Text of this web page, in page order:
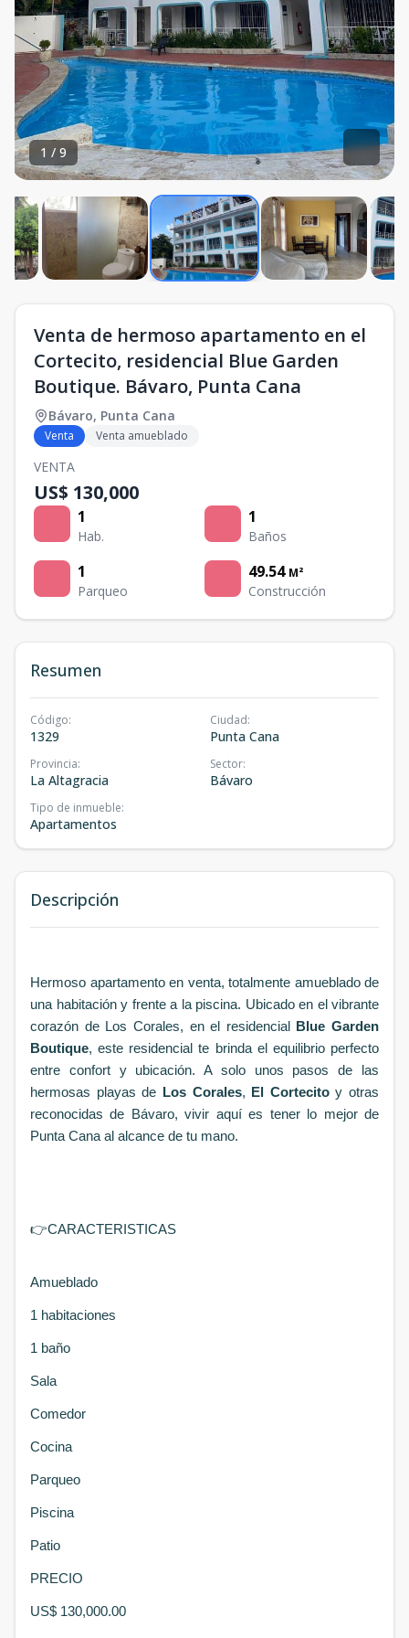
1 / 9
Venta de hermoso apartamento en el
Cortecito, residencial Blue Garden
Boutique. Bávaro, Punta Cana
Bávaro, Punta Cana
Venta Venta amueblado
VENTA
US$ 130,000
1
Hab.
1
Baños
1
Parqueo
49.54 M²
Construcción
Resumen
Código:
1329
Ciudad:
Punta Cana
Provincia:
La Altagracia
Sector:
Bávaro
Tipo de inmueble:
Apartamentos
Descripción
Hermoso apartamento en venta, totalmente amueblado de
una habitación y frente a la piscina. Ubicado en el vibrante
corazón de Los Corales, en el residencial Blue Garden
Boutique, este residencial te brinda el equilibrio perfecto
entre confort y ubicación. A solo unos pasos de las
hermosas playas de Los Corales, El Cortecitoy otras
reconocidas de Bávaro, vivir aquí es tener lo mejor de
Punta Cana al alcance de tu mano.
👉CARACTERISTICAS
Amueblado
1 habitaciones
1 baño
Sala
Comedor
Cocina
Parqueo
Piscina
Patio
PRECIO
US$ 130,000.00